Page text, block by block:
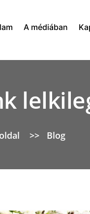
A médiában
>> Blog